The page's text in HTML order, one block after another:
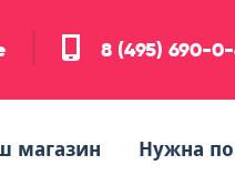
8 (495) 690-
магазин Нужна